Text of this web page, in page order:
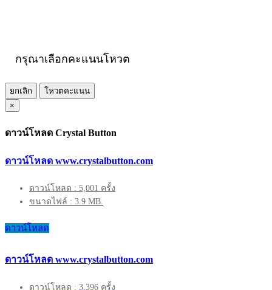
กรุณาเลือกคะแนนโหวต
ยกเลิก
โหวตคะแนน
×
ดาวน์โหลด Crystal Button
ดาวน์โหลด www.crystalbutton.com
ดาวน์โหลด : 5,001 ครั้ง
ขนาดไฟล์ : 3.9 MB.
ดาวน์โหลด
ดาวน์โหลด www.crystalbutton.com
ดาวน์โหลด : 3,396 ครั้ง